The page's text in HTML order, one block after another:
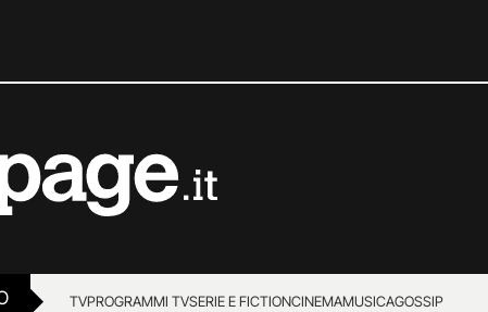
TVPROGRAMMI TVSERIE E FICTIONCINEMAMUSICAGOSSIP